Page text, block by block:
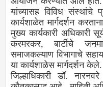
यांच्यासह विविध संस्थांचे
कार्यशाळेत मार्गदर्शन
मुख्य कार्यकारी अधिकारी
करमरकर, बार्टीचे
समाजकल्याण विभागाचे
या कार्यशाळेस मार्गदर्शन केले.
जिल्हाधिकारी डॉ.